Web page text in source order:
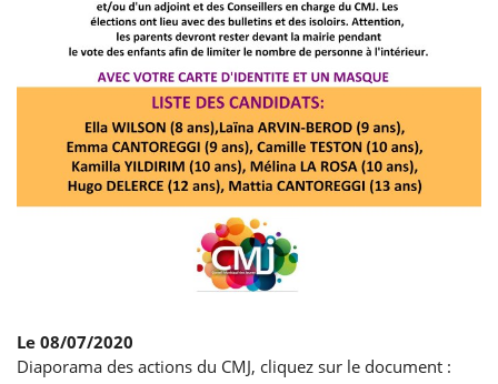
Le 08/07/2020
Diaporama des actions du CMJ, cliquez sur le document :